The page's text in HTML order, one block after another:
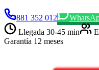
881 352 012
Llegada 30-45 min
Garantía 12 meses